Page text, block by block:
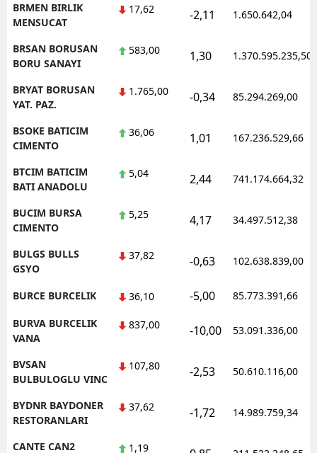
BRMEN BIRLIK
MENSUCAT
17,62 -2,11 1.650.642,04
BRSAN BORUSAN
BORU SANAYI
583,00 1,30 1.370.595.235,50
BRYAT BORUSAN
YAT. PAZ.
1.765,00 -0,34 85.294.269,00
BSOKE BATICIM
CIMENTO
36,06 1,01 167.236.529,66
BTCIM BATICIM
BATI ANADOLU
5,04 2,44 741.174.664,32
BUCIM BURSA
CIMENTO
5,25 4,17 34.497.512,38
BULGS BULLS
GSYO
37,82 -0,63 102.638.839,00
BURCE BURCELIK 36,10 -5,00 85.773.391,66
BURVA BURCELIK
VANA
837,00 -10,00 53.091.336,00
BVSAN
BULBULOGLU VINC
107,80 -2,53 50.610.116,00
BYDNR BAYDONER
RESTORANLARI
37,62 -1,72 14.989.759,34
CANTE CAN2 1,19